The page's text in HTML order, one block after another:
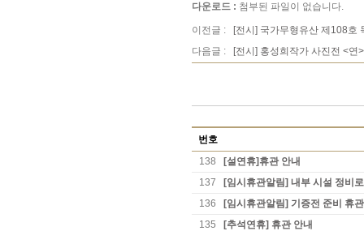
다운로드 : 첨부된 파일이 없습니다.
이전글 :
[전시] 국가무형유산 제108호
다음글 :
[전시] 홍성희작가 사진전 <연
번호
138
[설연휴]휴관 안내
137
[임시휴관알림] 내부 시설 정비
136
[임시휴관알림] 기증전 준비 휴
135
[추석연휴] 휴관 안내